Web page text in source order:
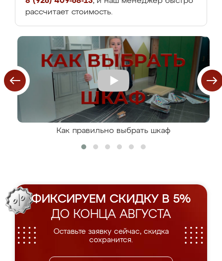
рассчитает стоимость.
Как правильно выбрать шкаф
ФИКСИРУЕМ СКИДКУ В 5%
ДО КОНЦА АВГУСТА
Оставьте заявку сейчас, скидка
сохранится.